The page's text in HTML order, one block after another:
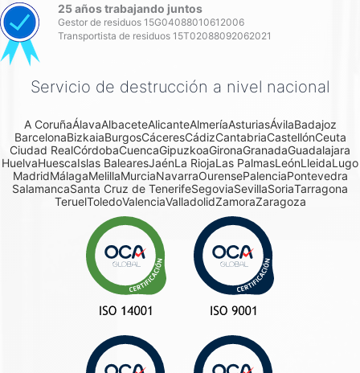
25 años trabajando juntos
Gestor de residuos 15G04088010612006
Transportista de residuos 15T02088092062021
Servicio de destrucción a nivel nacional
A CoruñaÁlavaAlbaceteAlicanteAlmeríaAsturiasÁvilaBadajoz
BarcelonaBizkaiaBurgosCáceresCádizCantabriaCastellónCeuta
Ciudad RealCórdobaCuencaGipuzkoaGironaGranadaGuadalajara
HuelvaHuescaIslas BalearesJaénLa RiojaLas PalmasLeónLleidaLugo
MadridMálagaMelillaMurciaNavarraOurensePalenciaPontevedra
SalamancaSanta Cruz de TenerifeSegoviaSevillaSoriaTarragona
TeruelToledoValenciaValladolidZamoraZaragoza